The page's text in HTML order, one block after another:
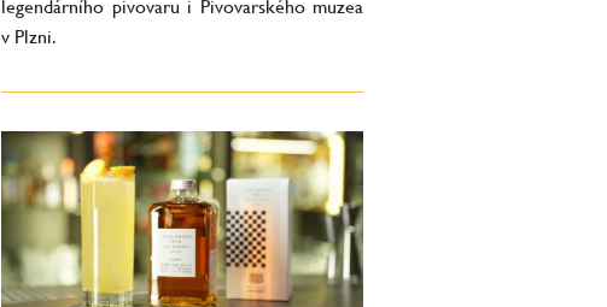
legendárního pivovaru i Pivovarského muzea
v Plzni.